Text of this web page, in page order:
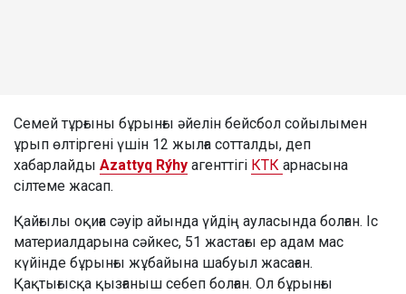
Семей тұрғыны бұрынғы әйелін бейсбол сойылымен
ұрып өлтіргені үшін 12 жылға сотталды, деп
хабарлайды Azattyq Rýhy агенттігі КТК арнасына
сілтеме жасап.
Қайғылы оқиға сәуір айында үйдің ауласында болған. Іс
материалдарына сәйкес, 51 жастағы ер адам мас
күйінде бұрынғы жұбайына шабуыл жасаған.
Қақтығысқа қызғаныш себеп болған. Ол бұрынғы